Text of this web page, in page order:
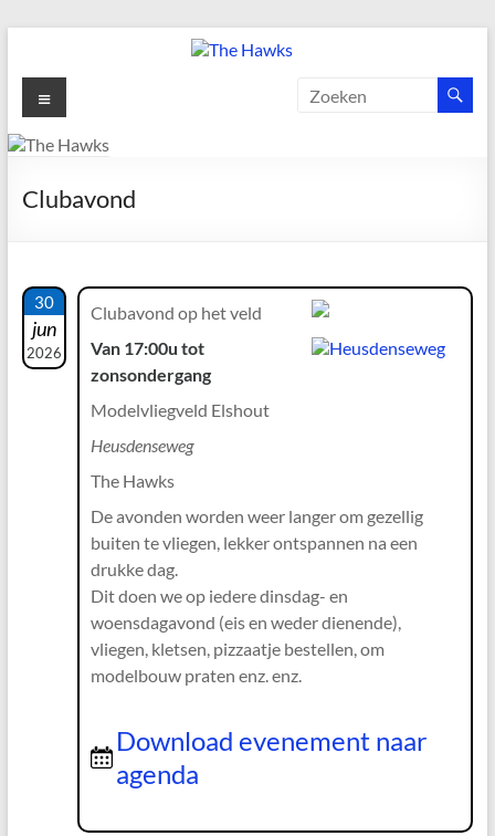
de
inhoud
The
Hawks
gezelligste
Menu
Clubavond
30
jun
2026
Clubavond op het veld
Van 17:00u tot
zonsondergang
Modelvliegveld Elshout
Heusdenseweg
The Hawks
De avonden worden weer langer om gezellig
buiten te vliegen, lekker ontspannen na een
drukke dag.
Dit doen we op iedere dinsdag- en
woensdagavond (eis en weder dienende),
vliegen, kletsen, pizzaatje bestellen, om
modelbouw praten enz. enz.
Download evenement naar
agenda